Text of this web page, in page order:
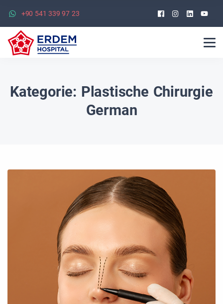
+90 541 339 97 23 Facebook
Kategorie: Plastische Chirurgie
German